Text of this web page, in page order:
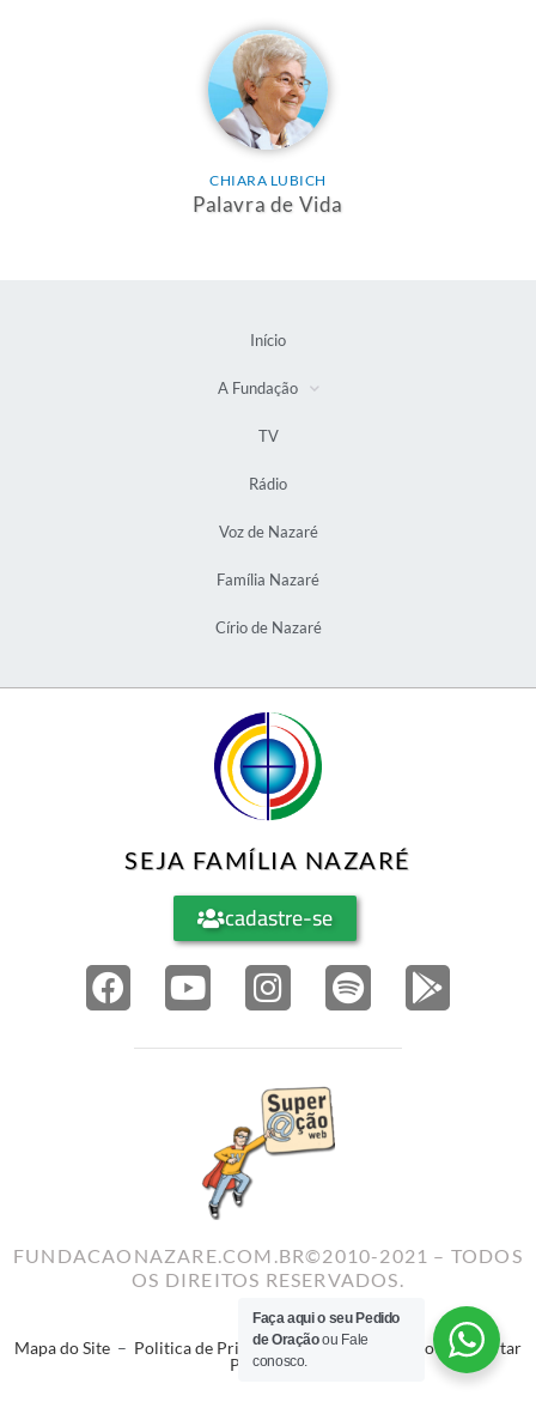
CHIARA LUBICH
Palavra de Vida
Início
A Fundação
TV
Rádio
Voz de Nazaré
Família Nazaré
Círio de Nazaré
SEJA FAMÍLIA NAZARÉ
cadastre-se
FUNDACAONAZARE.COM.BR©2010-2021 – TODOS
OS DIREITOS RESERVADOS.
Mapa do Site – Politica de Privacidade–Termos de Uso–Reportar
Problema
Faça aqui o seu Pedido
de Oraçãoou Fale
conosco.